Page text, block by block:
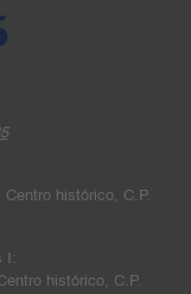
histórico, C.P.
I:
histórico, C.P.